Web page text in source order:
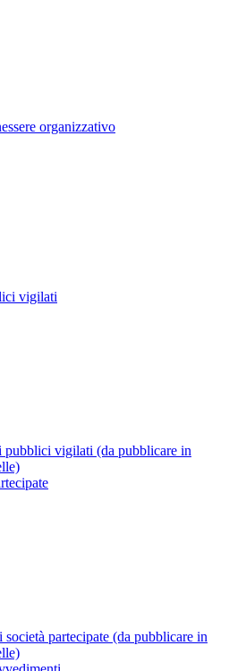
organizzativo
vigilati
pubblici vigilati (da pubblicare in
società partecipate (da pubblicare in